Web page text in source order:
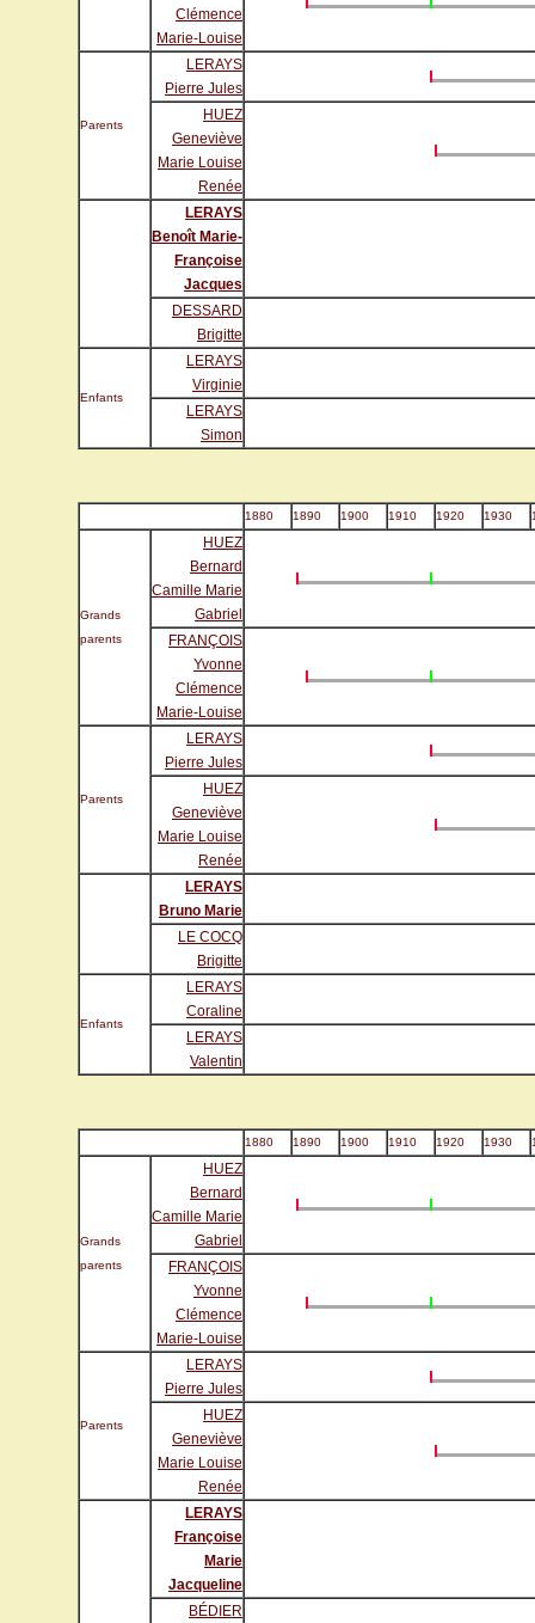
Clémence
Marie-Louise
Parents
LERAYS
Pierre Jules
HUEZ
Geneviève
Marie Louise
Renée
LERAYS
Benoît Marie-
Françoise
Jacques
DESSARD
Brigitte
Enfants
LERAYS
Virginie
LERAYS
Simon
1880 1890 1900 1910 1920 1930
Grands
parents
HUEZ
Bernard
Camille Marie
Gabriel
FRANÇOIS
Yvonne
Clémence
Marie-Louise
Parents
LERAYS
Pierre Jules
HUEZ
Geneviève
Marie Louise
Renée
LERAYS
Bruno Marie
LE COCQ
Brigitte
Enfants
LERAYS
Coraline
LERAYS
Valentin
1880 1890 1900 1910 1920 1930
Grands
parents
HUEZ
Bernard
Camille Marie
Gabriel
FRANÇOIS
Yvonne
Clémence
Marie-Louise
Parents
LERAYS
Pierre Jules
HUEZ
Geneviève
Marie Louise
Renée
LERAYS
Françoise
Marie
Jacqueline
BÉDIER